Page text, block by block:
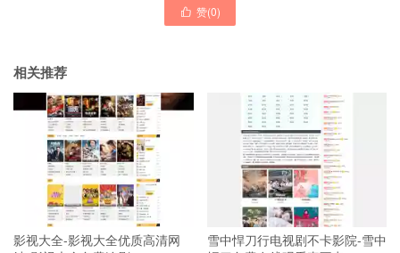
 赞(0)
相关推荐
影视大全-影视大全优质高清网
雪中悍刀行电视剧不卡影院-雪中